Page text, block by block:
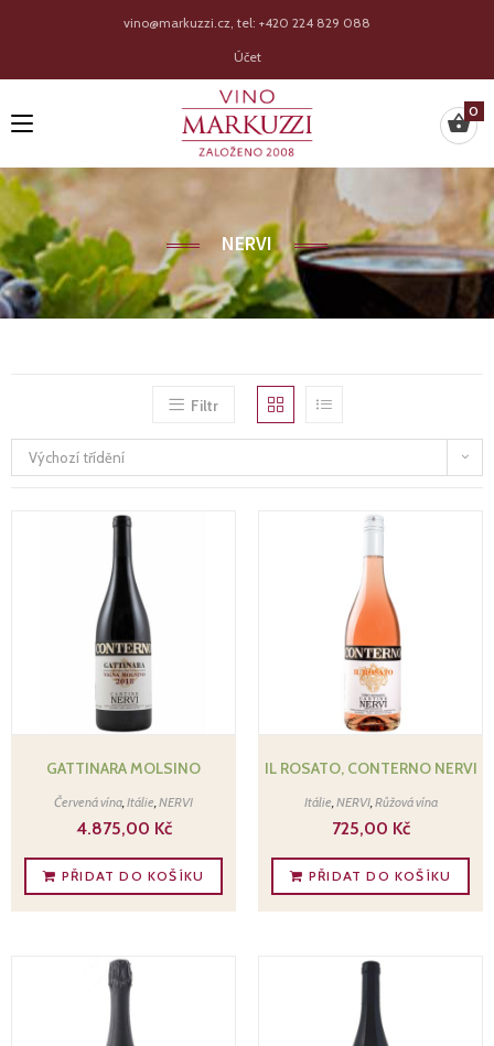
Účet
vino@markuzzi.cz, tel: +420 224 829 088
0
NERVI
Filtr
Výchozí třídění
GATTINARA MOLSINO
Červená vína,Itálie,NERVI
4.875,00 Kč
PŘIDAT DO KOŠÍKU
IL ROSATO, CONTERNO NERVI
Itálie,NERVI,Růžová vína
725,00 Kč
PŘIDAT DO KOŠÍKU